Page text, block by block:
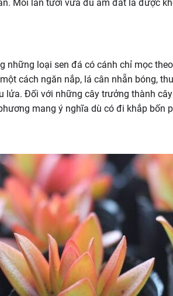
Mỗi lần tưới vừa đủ ẩm đất là được
những loại sen đá có cánh chỉ mọc
cách ngăn nắp, lá cân nhẵn bóng,
lửa. Đối với những cây trưởng thành
mang ý nghĩa dù có đi khắp bốn